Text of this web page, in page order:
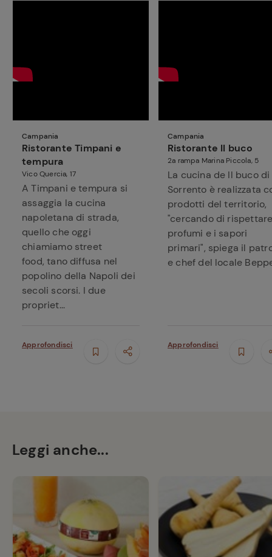
Campania
Ristorante Timpani e
tempura
Vico Quercia, 17
A Timpani e tempura si
assaggia la cucina
napoletana di strada,
quello che oggi
chiamiamo street
food, tano diffusa nel
popolino della Napoli dei
secoli scorsi. I due
propriet...
Approfondisci
Campania
Ristorante Il buco
2a rampa Marina Piccola, 5
La cucina de Il buco di
Sorrento è realizzata
prodotti del territorio,
"cercando di
profumi e i sapori
primari", spiega il
e chef del locale
Approfondisci
Leggi anche...